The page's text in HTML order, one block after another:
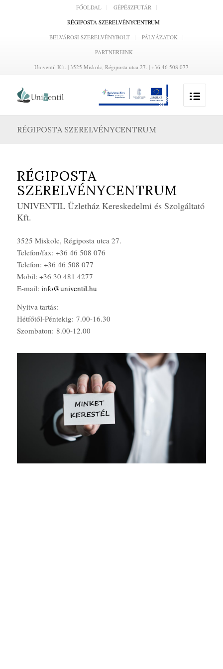
FŐOLDAL
GÉPÉSZFUTÁR
RÉGIPOSTA SZERELVÉNYCENTRUM
BELVÁROSI SZERELVÉNYBOLT
PÁLYÁZATOK
PARTNEREINK
Univentil Kft. | 3525 Miskolc, Régiposta utca 27. | +36 46 508 077
RÉGIPOSTA SZERELVÉNYCENTRUM
RÉGIPOSTA
SZERELVÉNYCENTRUM
UNIVENTIL Üzletház Kereskedelmi és Szolgáltató
Kft.
3525 Miskolc, Régiposta utca 27.
Telefon/fax: +36 46 508 076
Telefon: +36 46 508 077
Mobil: +36 30 481 4277
E-mail: info@univentil.hu
Nyitva tartás:
Hétfőtől-Péntekig: 7.00-16.30
Szombaton: 8.00-12.00